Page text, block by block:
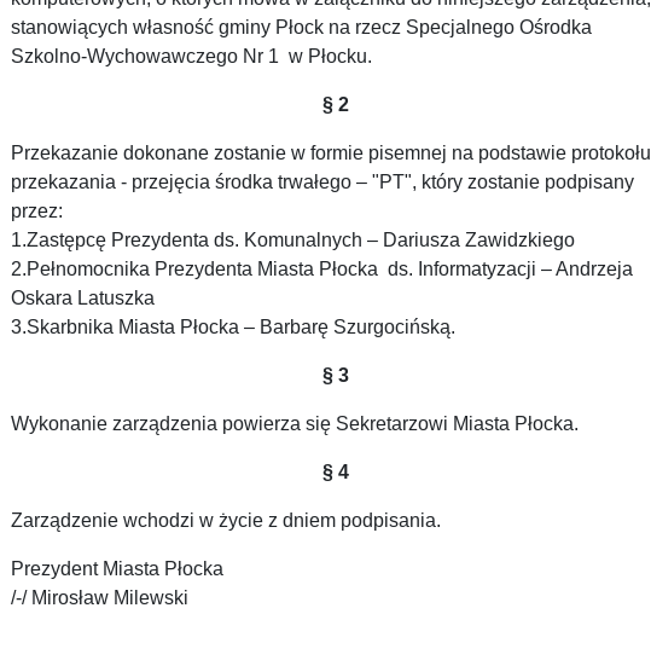
stanowiących własność gminy Płock na rzecz Specjalnego Ośrodka
Szkolno-Wychowawczego Nr 1 w Płocku.
§ 2
Przekazanie dokonane zostanie w formie pisemnej na podstawie protokołu
przekazania - przejęcia środka trwałego – "PT", który zostanie podpisany
przez:
1.Zastępcę Prezydenta ds. Komunalnych – Dariusza Zawidzkiego
2.Pełnomocnika Prezydenta Miasta Płocka ds. Informatyzacji – Andrzeja
Oskara Latuszka
3.Skarbnika Miasta Płocka – Barbarę Szurgocińską.
§ 3
Wykonanie zarządzenia powierza się Sekretarzowi Miasta Płocka.
§ 4
Zarządzenie wchodzi w życie z dniem podpisania.
Prezydent Miasta Płocka
/-/ Mirosław Milewski